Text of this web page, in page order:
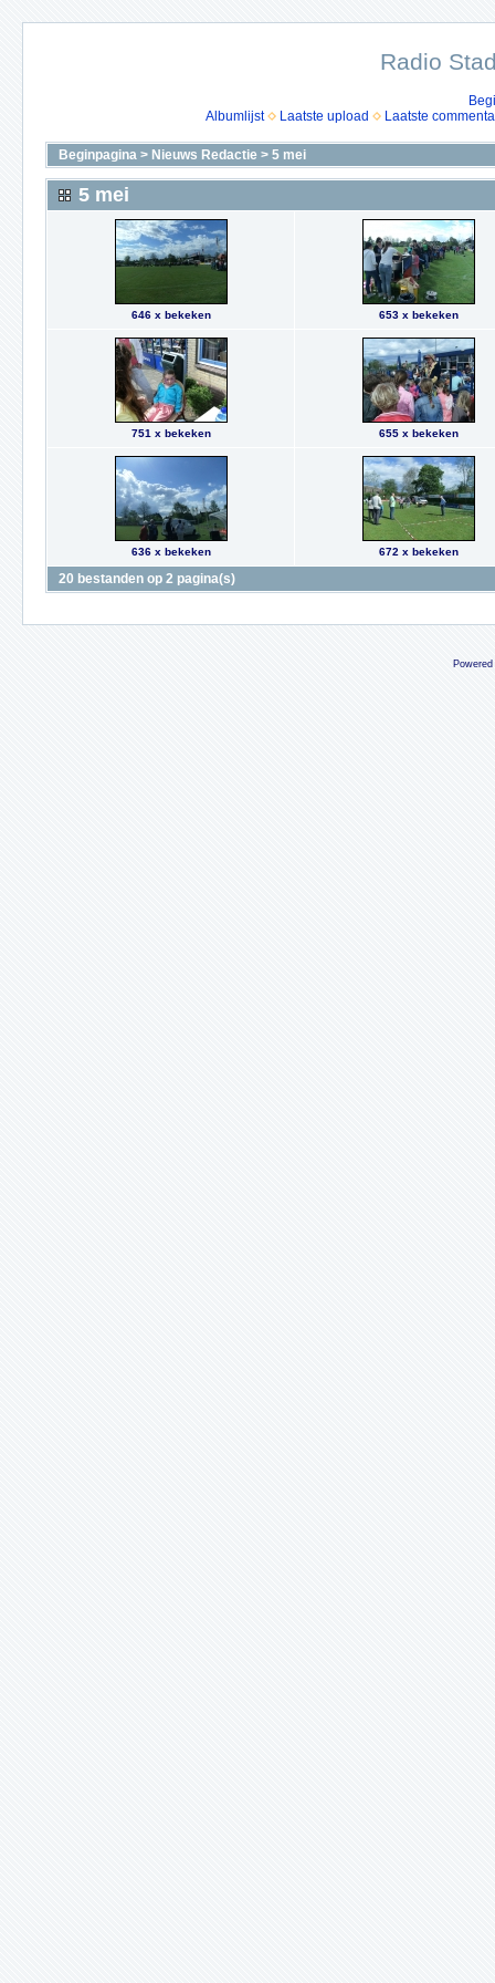
Radio
Albumlijst
Laatste upload Laatste
Beginpagina > Nieuws Redactie > 5 mei
5 mei
646 x bekeken 653 x bekeken
751 x bekeken 655 x bekeken
636 x bekeken 672 x bekeken
20 bestanden op 2 pagina(s)